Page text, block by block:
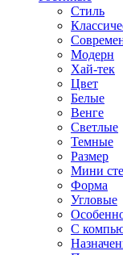
Стиль
Модерн
Хай-тек
Цвет
Белые
Венге
Светлые
Темные
Размер
Мини
Форма
Угловые
С